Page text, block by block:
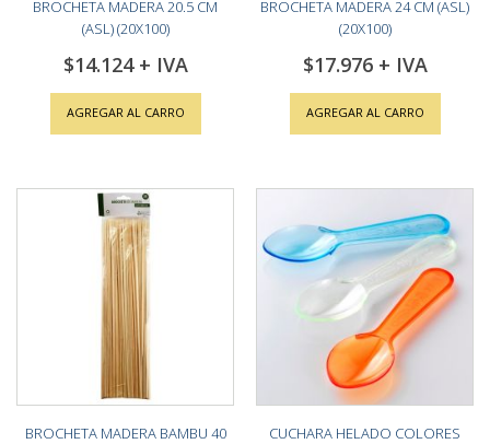
BROCHETA MADERA 20.5 CM
(ASL) (20X100)
$14.124
AGREGAR AL CARRO
BROCHETA MADERA 24 CM (ASL)
(20X100)
$17.976
AGREGAR AL CARRO
BROCHETA MADERA BAMBU 40
CUCHARA HELADO COLORES